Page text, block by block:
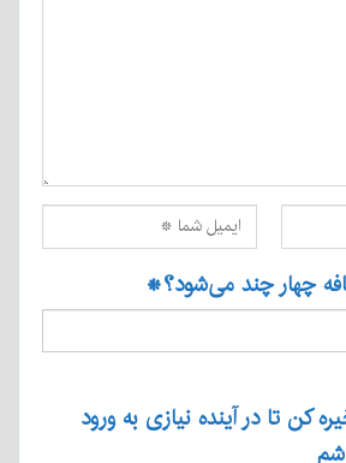
چهار چند می‌شود؟*
کن تا در آینده نیازی به ورود